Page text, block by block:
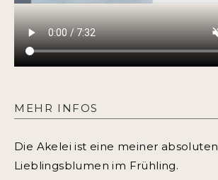
MEHR INFOS
Die Akelei ist eine meiner absoluten
Lieblingsblumen im Frühling.